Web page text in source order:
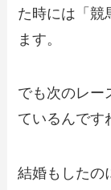
た時には「競
ます。
でも次のレー
ているんです
結婚もしたの